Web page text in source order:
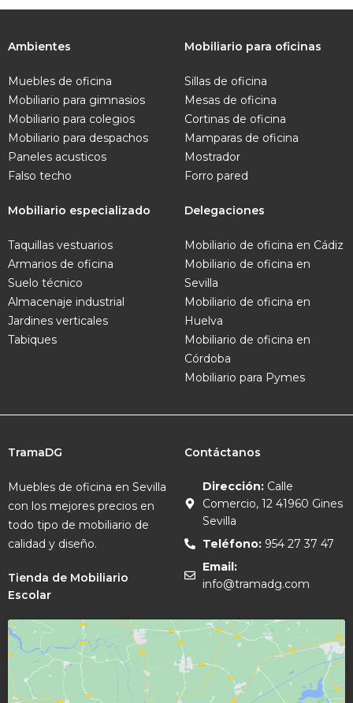
Ambientes
Muebles de oficina
Mobiliario para gimnasios
Mobiliario para colegios
Mobiliario para despachos
Paneles acusticos
Falso techo
Mobiliario para oficinas
Sillas de oficina
Mesas de oficina
Cortinas de oficina
Mamparas de oficina
Mostrador
Forro pared
Mobiliario especializado
Taquillas vestuarios
Armarios de oficina
Suelo técnico
Almacenaje industrial
Jardines verticales
Tabiques
Delegaciones
Mobiliario de oficina en Cádiz
Mobiliario de oficina en
Sevilla
Mobiliario de oficina en
Huelva
Mobiliario de oficina en
Córdoba
Mobiliario para Pymes
TramaDG
Muebles de oficina en Sevilla
con los mejores precios en
todo tipo de mobiliario de
calidad y diseño.
Tienda de Mobiliario
Escolar
Contáctanos
Dirección:Calle
Comercio, 12 41960 Gines
Sevilla
Teléfono:954 27 37 47
Email:
info@tramadg.com